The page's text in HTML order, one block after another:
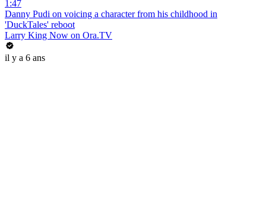
1:47
Danny Pudi on voicing a character from his childhood in
'DuckTales' reboot
Larry King Now on Ora.TV
il y a 6 ans